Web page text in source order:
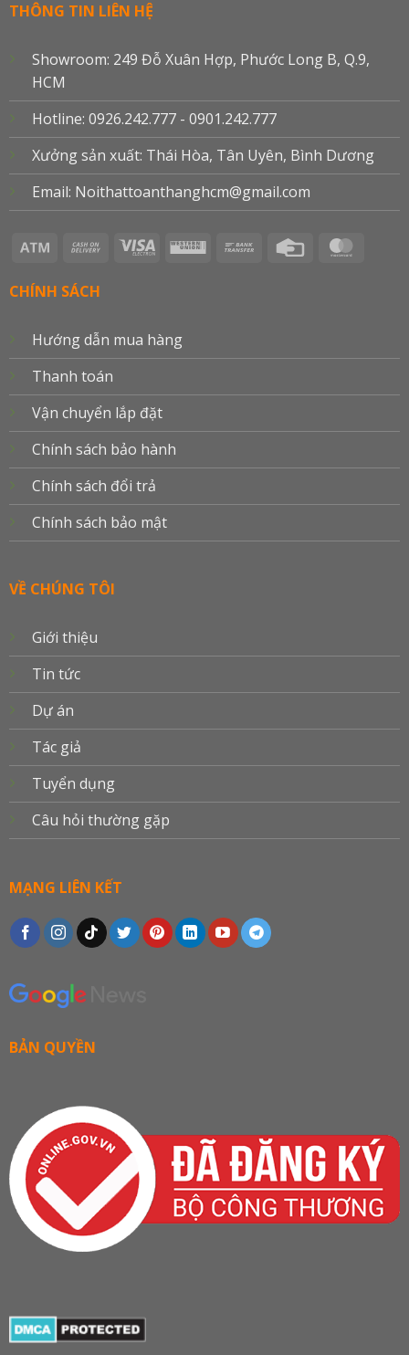
THÔNG TIN LIÊN HỆ
Showroom: 249 Đỗ Xuân Hợp, Phước Long B, Q.9,
HCM
Hotline: 0926.242.777 - 0901.242.777
Xưởng sản xuất: Thái Hòa, Tân Uyên, Bình Dương
Email: Noithattoanthanghcm@gmail.com
Atm
Cash
Visa
Western
Bank
Credit
CHÍNH SÁCH
Hướng dẫn mua hàng
Thanh toán
Vận chuyển lắp đặt
Chính sách bảo hành
Chính sách đổi trả
Chính sách bảo mật
VỀ CHÚNG TÔI
Giới thiệu
Tin tức
Dự án
Tác giả
Tuyển dụng
Câu hỏi thường gặp
MẠNG LIÊN KẾT
BẢN QUYỀN